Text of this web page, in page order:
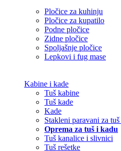
Pločice za kuhinju
Pločice za kupatilo
Podne pločice
Zidne pločice
Spoljašnje pločice
Lepkovi i fug mase
Kabine i kade
Tuš kabine
Tuš kade
Kade
Stakleni paravani za
Oprema za tuš i kadu
Tuš kanalice i slivnici
Tuš rešetke